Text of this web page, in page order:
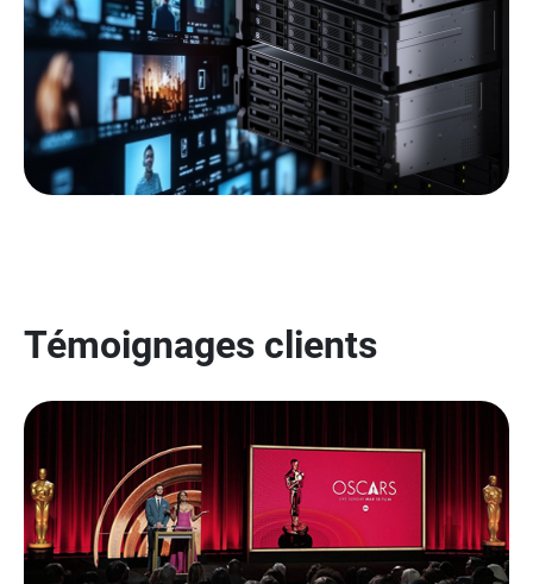
Témoignages clients